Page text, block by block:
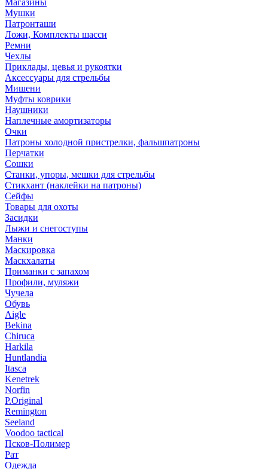
Магазины
Мушки
Патронташи
Ложи, Комплекты шасси
Ремни
Чехлы
Приклады, цевья и рукоятки
Аксессуары для стрельбы
Мишени
Муфты коврики
Наушники
Наплечные амортизаторы
Очки
Патроны холодной пристрелки, фальшпатроны
Перчатки
Сошки
Станки, упоры, мешки для стрельбы
Стикхант (наклейки на патроны)
Сейфы
Товары для охоты
Засидки
Лыжи и снегоступы
Манки
Маскировка
Маскхалаты
Приманки с запахом
Профили, муляжи
Чучела
Обувь
Aigle
Bekina
Chiruсa
Harkila
Huntlandia
Itasca
Kenetrek
Norfin
P.Original
Remington
Seeland
Voodoo tactical
Псков-Полимер
Рат
Одежда